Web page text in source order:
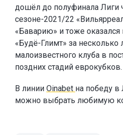
дошёл до полуфинала Лиги
сезоне-2021/22
«Баварию» и тоже
«Будё-Глимт» за несколько
малоизвестного клуба в
поздних стадий еврокубков.
В линии Oinabet на победу
можно выбрать любимую